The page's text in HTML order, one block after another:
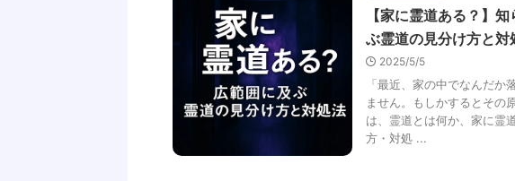
【家に霊道ある？】
ぶ霊道の見分け方と対
2025/5/5
「最近、家の中でなんだ
ません。もしかするとその
は、霊道とは何か、家に霊
方・対処 ...